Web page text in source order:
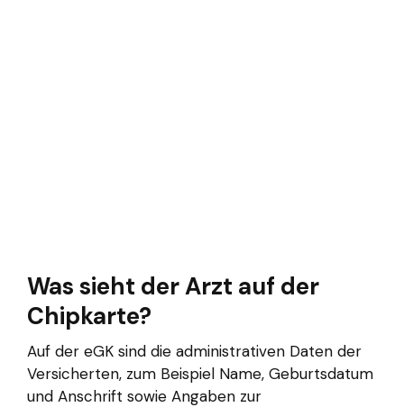
Was sieht der Arzt auf der
Chipkarte?
Auf der eGK sind die administrativen Daten der
Versicherten, zum Beispiel Name, Geburtsdatum
und Anschrift sowie Angaben zur